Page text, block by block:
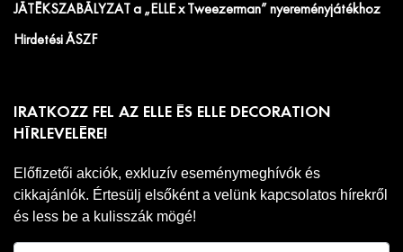
JÁTÉKSZABÁLYZAT a „ELLE x Tweezerman” nyereményjátékhoz
Hirdetési ÁSZF
IRATKOZZ FEL AZ ELLE ÉS ELLE DECORATION
HÍRLEVELÉRE!
Előfizetői akciók, exkluzív eseménymeghívók és
cikkajánlók. Értesülj elsőként a velünk kapcsolatos hírekről
és less be a kulisszák mögé!